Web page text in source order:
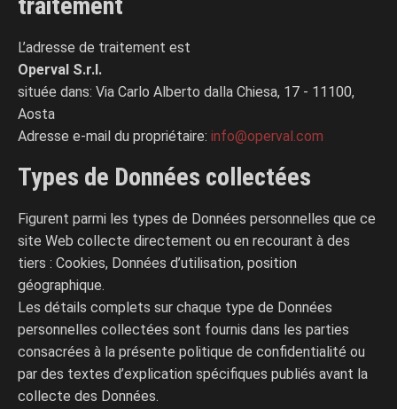
L’adresse de traitement est
Operval S.r.l.
située dans: Via Carlo Alberto dalla Chiesa, 17 - 11100,
Aosta
Adresse e-mail du propriétaire: info@operval.com
Types de Données collectées
Figurent parmi les types de Données personnelles que ce
site Web collecte directement ou en recourant à des
tiers : Cookies, Données d’utilisation, position
géographique.
Les détails complets sur chaque type de Données
personnelles collectées sont fournis dans les parties
consacrées à la présente politique de confidentialité ou
par des textes d’explication spécifiques publiés avant la
collecte des Données.